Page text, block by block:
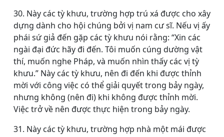
30. Này các tỳ khưu, trường hợp trú xá được cho xây
dựng dành cho hội chúng bởi vị nam cư sĩ. Nếu vị ấy
phái sứ giả đến gặp các tỳ khưu nói rằng: “Xin các
ngài đại đức hãy đi đến. Tôi muốn cúng dường vật
thí, muốn nghe Pháp, và muốn nhìn thấy các vị tỳ
khưu.” Này các tỳ khưu, nên đi đến khi được thỉnh
mời với công việc có thể giải quyết trong bảy ngày,
nhưng không (nên đi) khi không được thỉnh mời.
Việc trở về nên được thực hiện trong bảy ngày.
31. Này các tỳ khưu, trường hợp nhà một mái được